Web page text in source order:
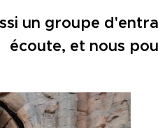
un groupe
écoute, et nous